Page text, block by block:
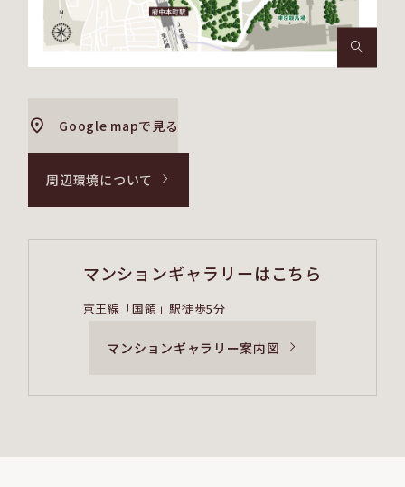
物件エントリー
エントリー後に届いたURLをクリックし、
● 外部サイトに遷移します。
Google mapで見る
周辺環境について
マンションギャラリーはこちら
京王線「国領」駅徒歩5分
マンションギャラリー案内図